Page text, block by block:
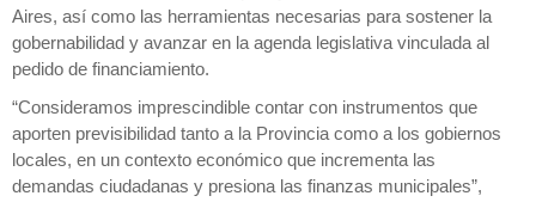
Aires, así como las herramientas necesarias para sostener la
gobernabilidad y avanzar en la agenda legislativa vinculada al
pedido de financiamiento.
“Consideramos imprescindible contar con instrumentos que
aporten previsibilidad tanto a la Provincia como a los gobiernos
locales, en un contexto económico que incrementa las
demandas ciudadanas y presiona las finanzas municipales”,